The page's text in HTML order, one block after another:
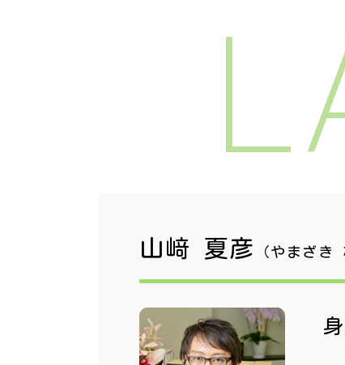
山﨑 夏彦 （やまざ